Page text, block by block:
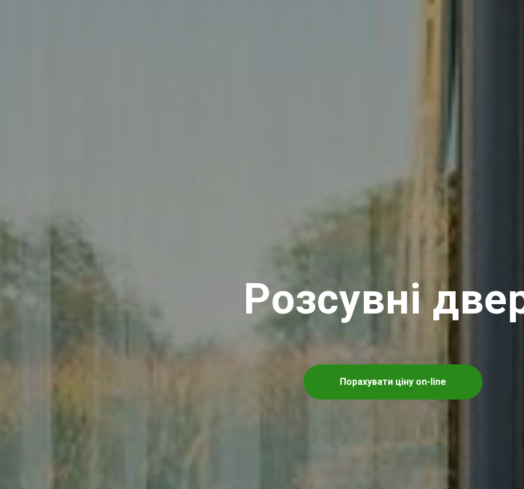
Розсувні
Порахувати ціну on-line